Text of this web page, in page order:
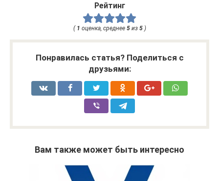
Рейтинг
( 1 оценка, среднее 5из 5)
Понравилась статья? Поделиться с
друзьями:
Вам также может быть интересно